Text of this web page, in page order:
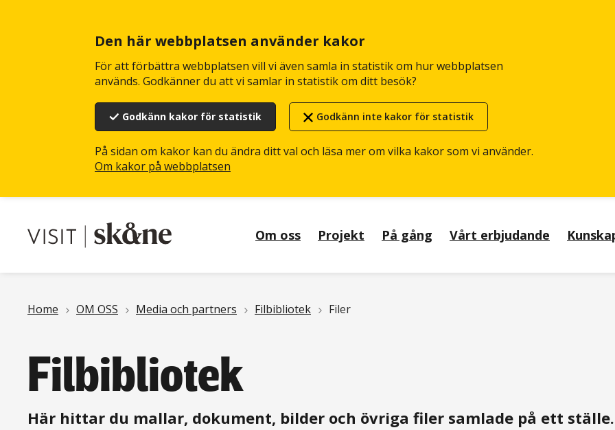
Den här webbplatsen använder kakor
För att förbättra webbplatsen vill vi även samla in statistik om hur webbplatsen
används. Godkänner du att vi samlar in statistik om ditt besök?
Godkänn kakor för statistik Godkänn inte kakor för statistik
På sidan om kakor kan du ändra ditt val och läsa mer om vilka kakor som vi använder.
Om kakor på webbplatsen
Om oss Projekt På gång Vårt erbjudande
Länkstig
Home OM OSS Media och partners Filbibliotek Filer
Filbibliotek
Här hittar du mallar, dokument, bilder och övriga filer samlade på ett